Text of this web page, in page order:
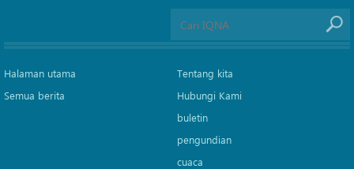
Halaman utama
Semua berita
Tentang kita
Hubungi Kami
buletin
pengundian
cuaca